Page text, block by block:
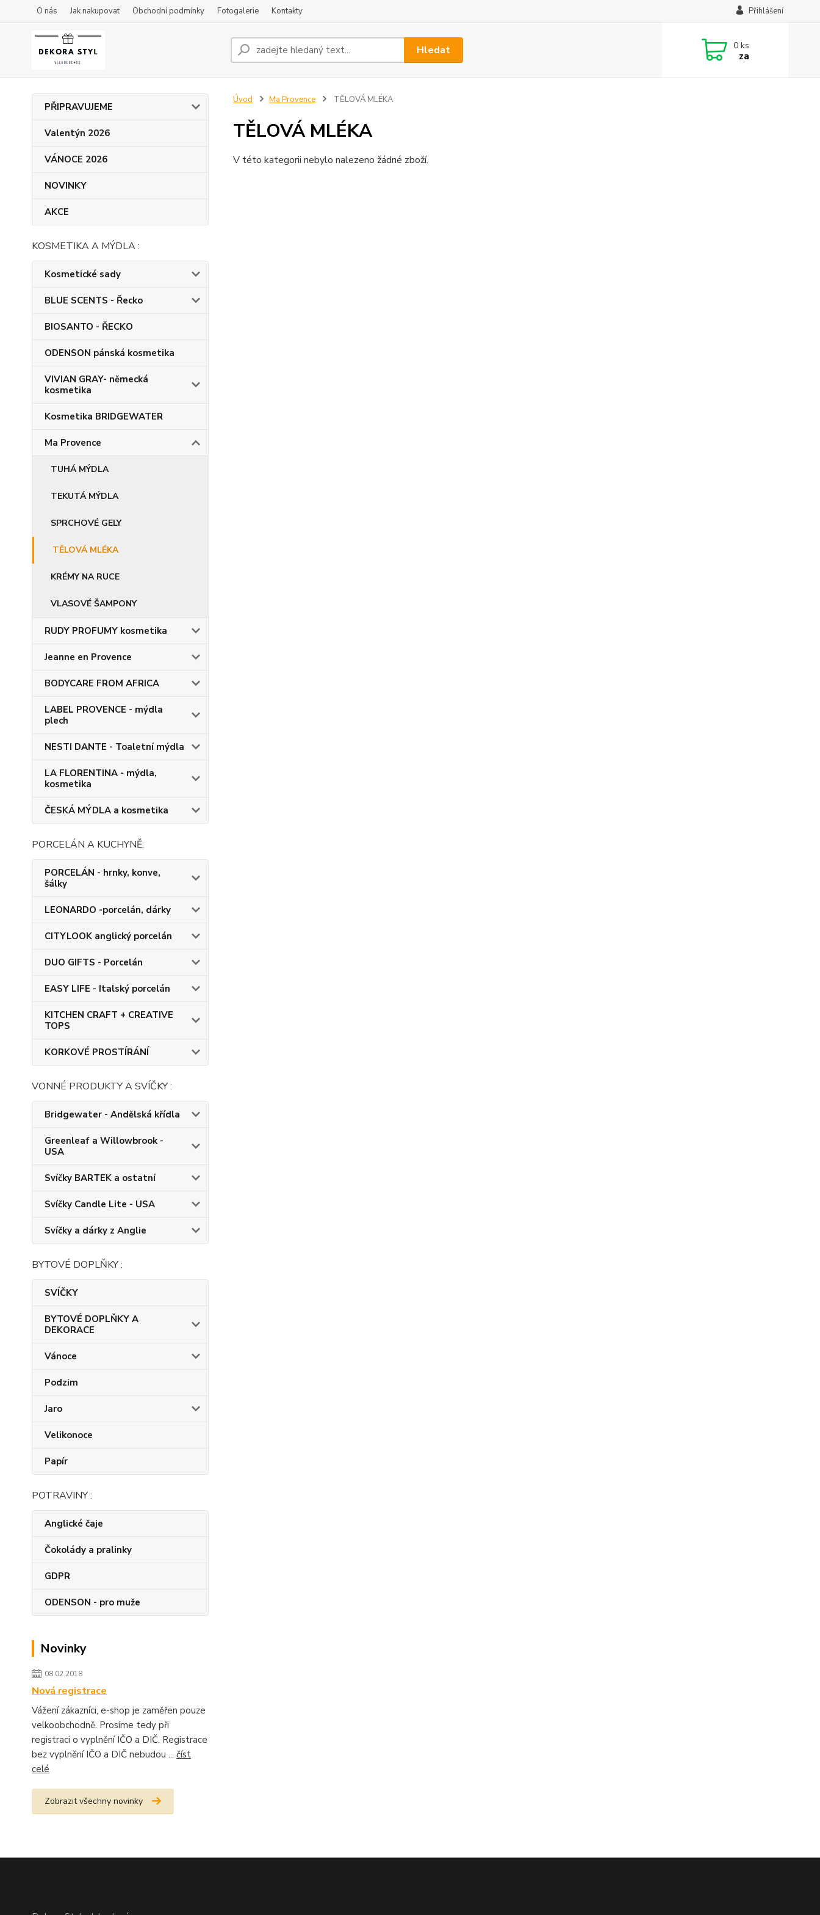
O nás Jak nakupovat Obchodní podmínky Fotogalerie Kontakty Přihlášení
Hledat 0 ks
za
PŘIPRAVUJEME
Valentýn 2026
VÁNOCE 2026
NOVINKY
AKCE
KOSMETIKA A MÝDLA :
Kosmetické sady
BLUE SCENTS - Řecko
BIOSANTO - ŘECKO
ODENSON pánská kosmetika
VIVIAN GRAY- německá
kosmetika
Kosmetika BRIDGEWATER
Ma Provence
TUHÁ MÝDLA
TEKUTÁ MÝDLA
SPRCHOVÉ GELY
TĚLOVÁ MLÉKA
KRÉMY NA RUCE
VLASOVÉ ŠAMPONY
RUDY PROFUMY kosmetika
Jeanne en Provence
BODYCARE FROM AFRICA
LABEL PROVENCE - mýdla
plech
NESTI DANTE - Toaletní mýdla
LA FLORENTINA - mýdla,
kosmetika
ČESKÁ MÝDLA a kosmetika
PORCELÁN A KUCHYNĚ:
PORCELÁN - hrnky, konve,
šálky
LEONARDO -porcelán, dárky
CITYLOOK anglický porcelán
DUO GIFTS - Porcelán
EASY LIFE - Italský porcelán
KITCHEN CRAFT + CREATIVE
TOPS
KORKOVÉ PROSTÍRÁNÍ
VONNÉ PRODUKTY A SVÍČKY :
Bridgewater - Andělská křídla
Greenleaf a Willowbrook -
USA
Svíčky BARTEK a ostatní
Svíčky Candle Lite - USA
Svíčky a dárky z Anglie
BYTOVÉ DOPLŇKY :
SVÍČKY
BYTOVÉ DOPLŇKY A
DEKORACE
Vánoce
Podzim
Jaro
Velikonoce
Papír
POTRAVINY :
Anglické čaje
Čokolády a pralinky
GDPR
ODENSON - pro muže
Novinky
08.02.2018
Nová registrace
Vážení zákazníci, e-shop je zaměřen pouze
velkoobchodně. Prosíme tedy při
registraci o vyplnění IČO a DIČ. Registrace
bez vyplnění IČO a DIČ nebudou ... číst
celé
Zobrazit všechny novinky
Úvod Ma Provence TĚLOVÁ MLÉKA
TĚLOVÁ MLÉKA
V této kategorii nebylo nalezeno žádné zboží.